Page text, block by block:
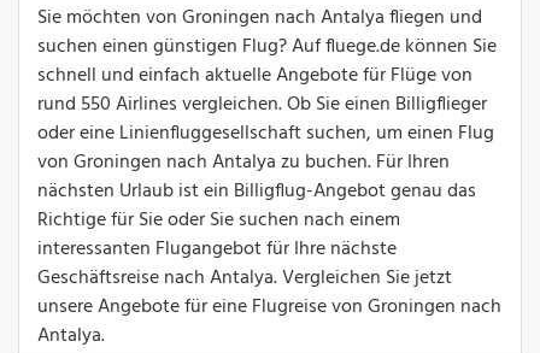
Sie möchten von Groningen nach Antalya fliegen und
suchen einen günstigen Flug? Auf fluege.de können Sie
schnell und einfach aktuelle Angebote für Flüge von
rund 550 Airlines vergleichen. Ob Sie einen Billigflieger
oder eine Linienfluggesellschaft suchen, um einen Flug
von Groningen nach Antalya zu buchen. Für Ihren
nächsten Urlaub ist ein Billigflug-Angebot genau das
Richtige für Sie oder Sie suchen nach einem
interessanten Flugangebot für Ihre nächste
Geschäftsreise nach Antalya. Vergleichen Sie jetzt
unsere Angebote für eine Flugreise von Groningen nach
Antalya.